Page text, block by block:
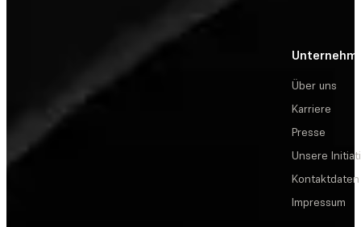
Über uns
Karriere
Presse
Unsere
Kontaktdaten
Impressum